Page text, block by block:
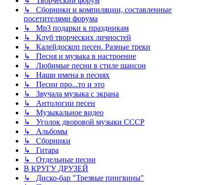
↳ Сборники и компиляции, составленные
посетителями форума
↳ Mp3 подарки к праздникам
↳ Клуб творческих личностей
↳ Калейдоскоп песен. Разные треки
↳ Песня и музыка в настроение
↳ Любимые песни в стиле шансон
↳ Наши имена в песнях
↳ Песни про...то и это
↳ Звучала музыка с экрана
↳ Антологии песен
↳ Музыкальное видео
↳ Уголок дворовой музыки СССР
↳ Альбомы
↳ Сборники
↳ Гитара
↳ Отдельные песни
В КРУГУ ДРУЗЕЙ
↳ Диско-бар "Трезвые пингвины"